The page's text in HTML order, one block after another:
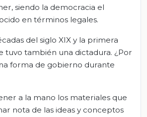
siendo la democracia el
en términos legales.
del siglo XIX y la primera
tuvo también una dictadura. ¿Por
forma de gobierno durante
a la mano los materiales que
nota de las ideas y conceptos